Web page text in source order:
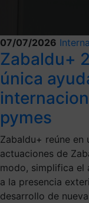
07/07/2026
Zabaldu+
única
pymes
Zabaldu+ reúne en
actuaciones de
modo, simplifica el
a la presencia
desarrollo de